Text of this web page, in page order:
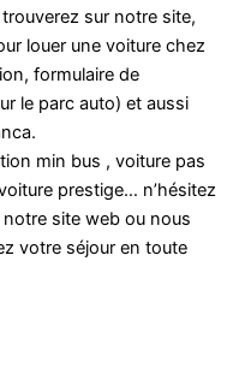
sur notre site,
louer une voiture chez
formulaire de
le parc auto) et aussi
min bus , voiture pas
prestige… n’hésitez
site web ou nous
votre séjour en toute